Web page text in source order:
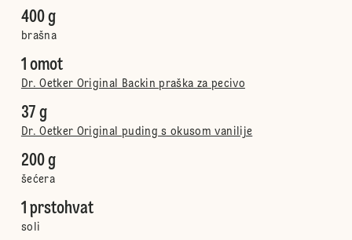
400 g
brašna
1 omot
Dr. Oetker Original Backin praška za pecivo
37 g
Dr. Oetker Original puding s okusom vanilije
200 g
šećera
1 prstohvat
soli